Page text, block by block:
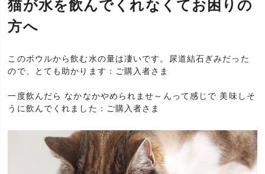
猫が水を飲んでくれなくてお困りの
方へ
このボウルから飲む水の量は凄いです。尿道結石ぎみだった
ので、とても助かります：ご購入者さま
一度飲んだら なかなかやめられませ～んって感じで 美味しそ
うに飲んでくれました：ご購入者さま